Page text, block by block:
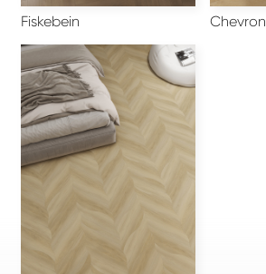
Fiskebein Chevron